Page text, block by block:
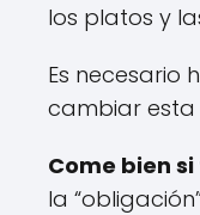
los platos y
Es necesario
cambiar esta
Come bien
la